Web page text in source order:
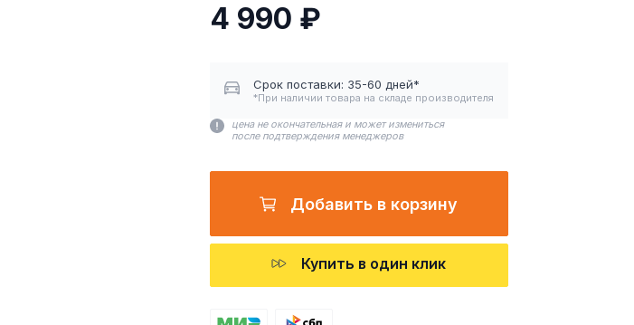
4 990 ₽
Срок поставки: 35-60 дней*
*При наличии товара на складе производителя
цена не окончательная и может измениться
после подтверждения менеджеров
Добавить в корзину
Купить в один клик